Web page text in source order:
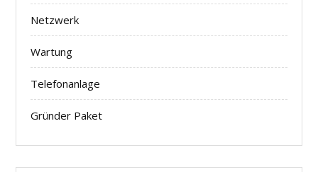
Netzwerk
Wartung
Telefonanlage
Gründer Paket